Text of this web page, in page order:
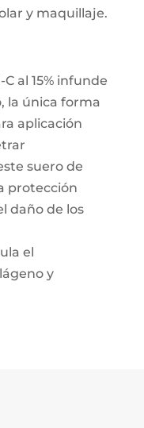
y maquillaje.
al 15% infunde
la única forma
aplicación
suero de
protección
daño de los
el
y